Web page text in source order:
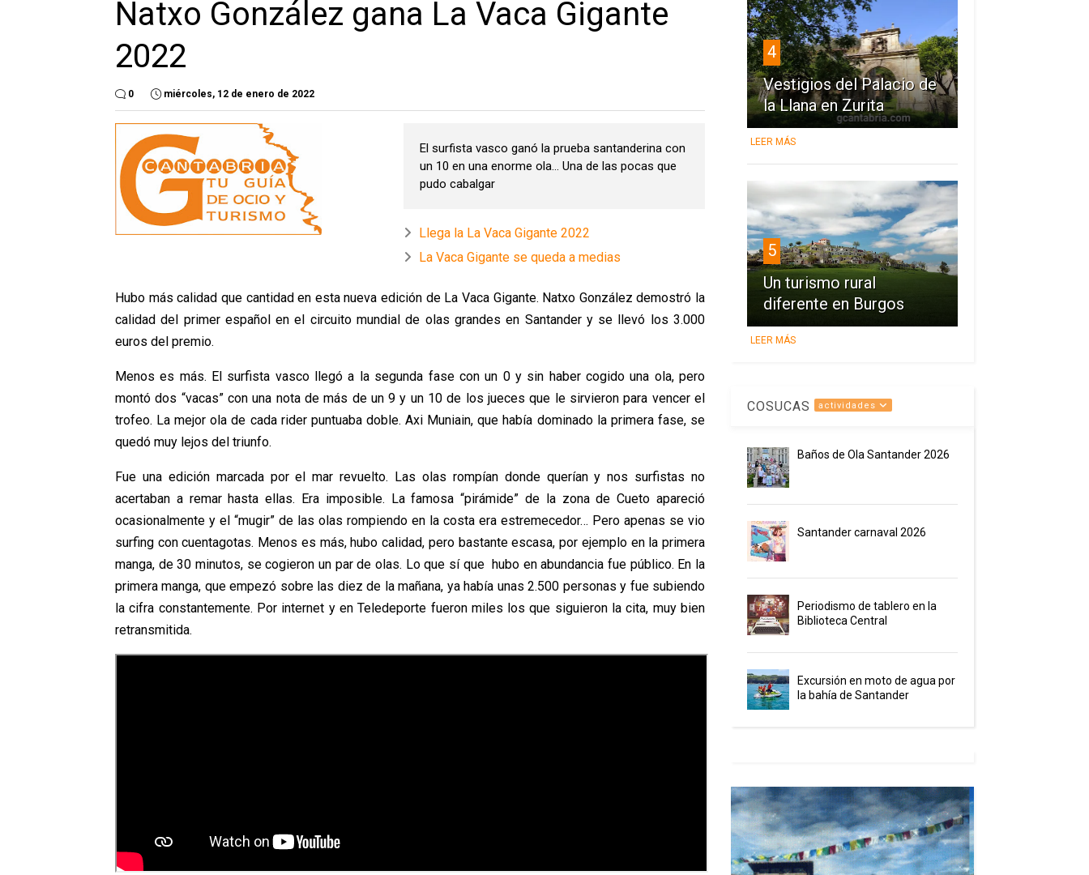
Natxo González gana La Vaca Gigante
2022
0 miércoles, 12 de enero de 2022
El surfista vasco ganó la prueba santanderina con
un 10 en una enorme ola... Una de las pocas que
pudo cabalgar
Llega la La Vaca Gigante 2022
La Vaca Gigante se queda a medias
Hubo más calidad que cantidad en esta nueva edición de La Vaca Gigante. Natxo González demostró la
calidad del primer español en el circuito mundial de olas grandes en Santander y se llevó los 3.000
euros del premio.
Menos es más. El surfista vasco llegó a la segunda fase con un 0 y sin haber cogido una ola, pero
montó dos “vacas” con una nota de más de un 9 y un 10 de los jueces que le sirvieron para vencer el
trofeo. La mejor ola de cada rider puntuaba doble. Axi Muniain, que había dominado la primera fase, se
quedó muy lejos del triunfo.
Fue una edición marcada por el mar revuelto. Las olas rompían donde querían y nos surfistas no
acertaban a remar hasta ellas. Era imposible. La famosa “pirámide” de la zona de Cueto apareció
ocasionalmente y el “mugir” de las olas rompiendo en la costa era estremecedor… Pero apenas se vio
surfing con cuentagotas. Menos es más, hubo calidad, pero bastante escasa, por ejemplo en la primera
manga, de 30 minutos, se cogieron un par de olas. Lo que sí que hubo en abundancia fue público. En la
primera manga, que empezó sobre las diez de la mañana, ya había unas 2.500 personas y fue subiendo
la cifra constantemente. Por internet y en Teledeporte fueron miles los que siguieron la cita, muy bien
retransmitida.
4
Vestigios del Palacio de
la Llana en Zurita
LEER MÁS
5
Un turismo rural
diferente en Burgos
LEER MÁS
COSUCAS actividades
Baños de Ola Santander 2026
Santander carnaval 2026
Periodismo de tablero en la
Biblioteca Central
Excursión en moto de agua por
la bahía de Santander